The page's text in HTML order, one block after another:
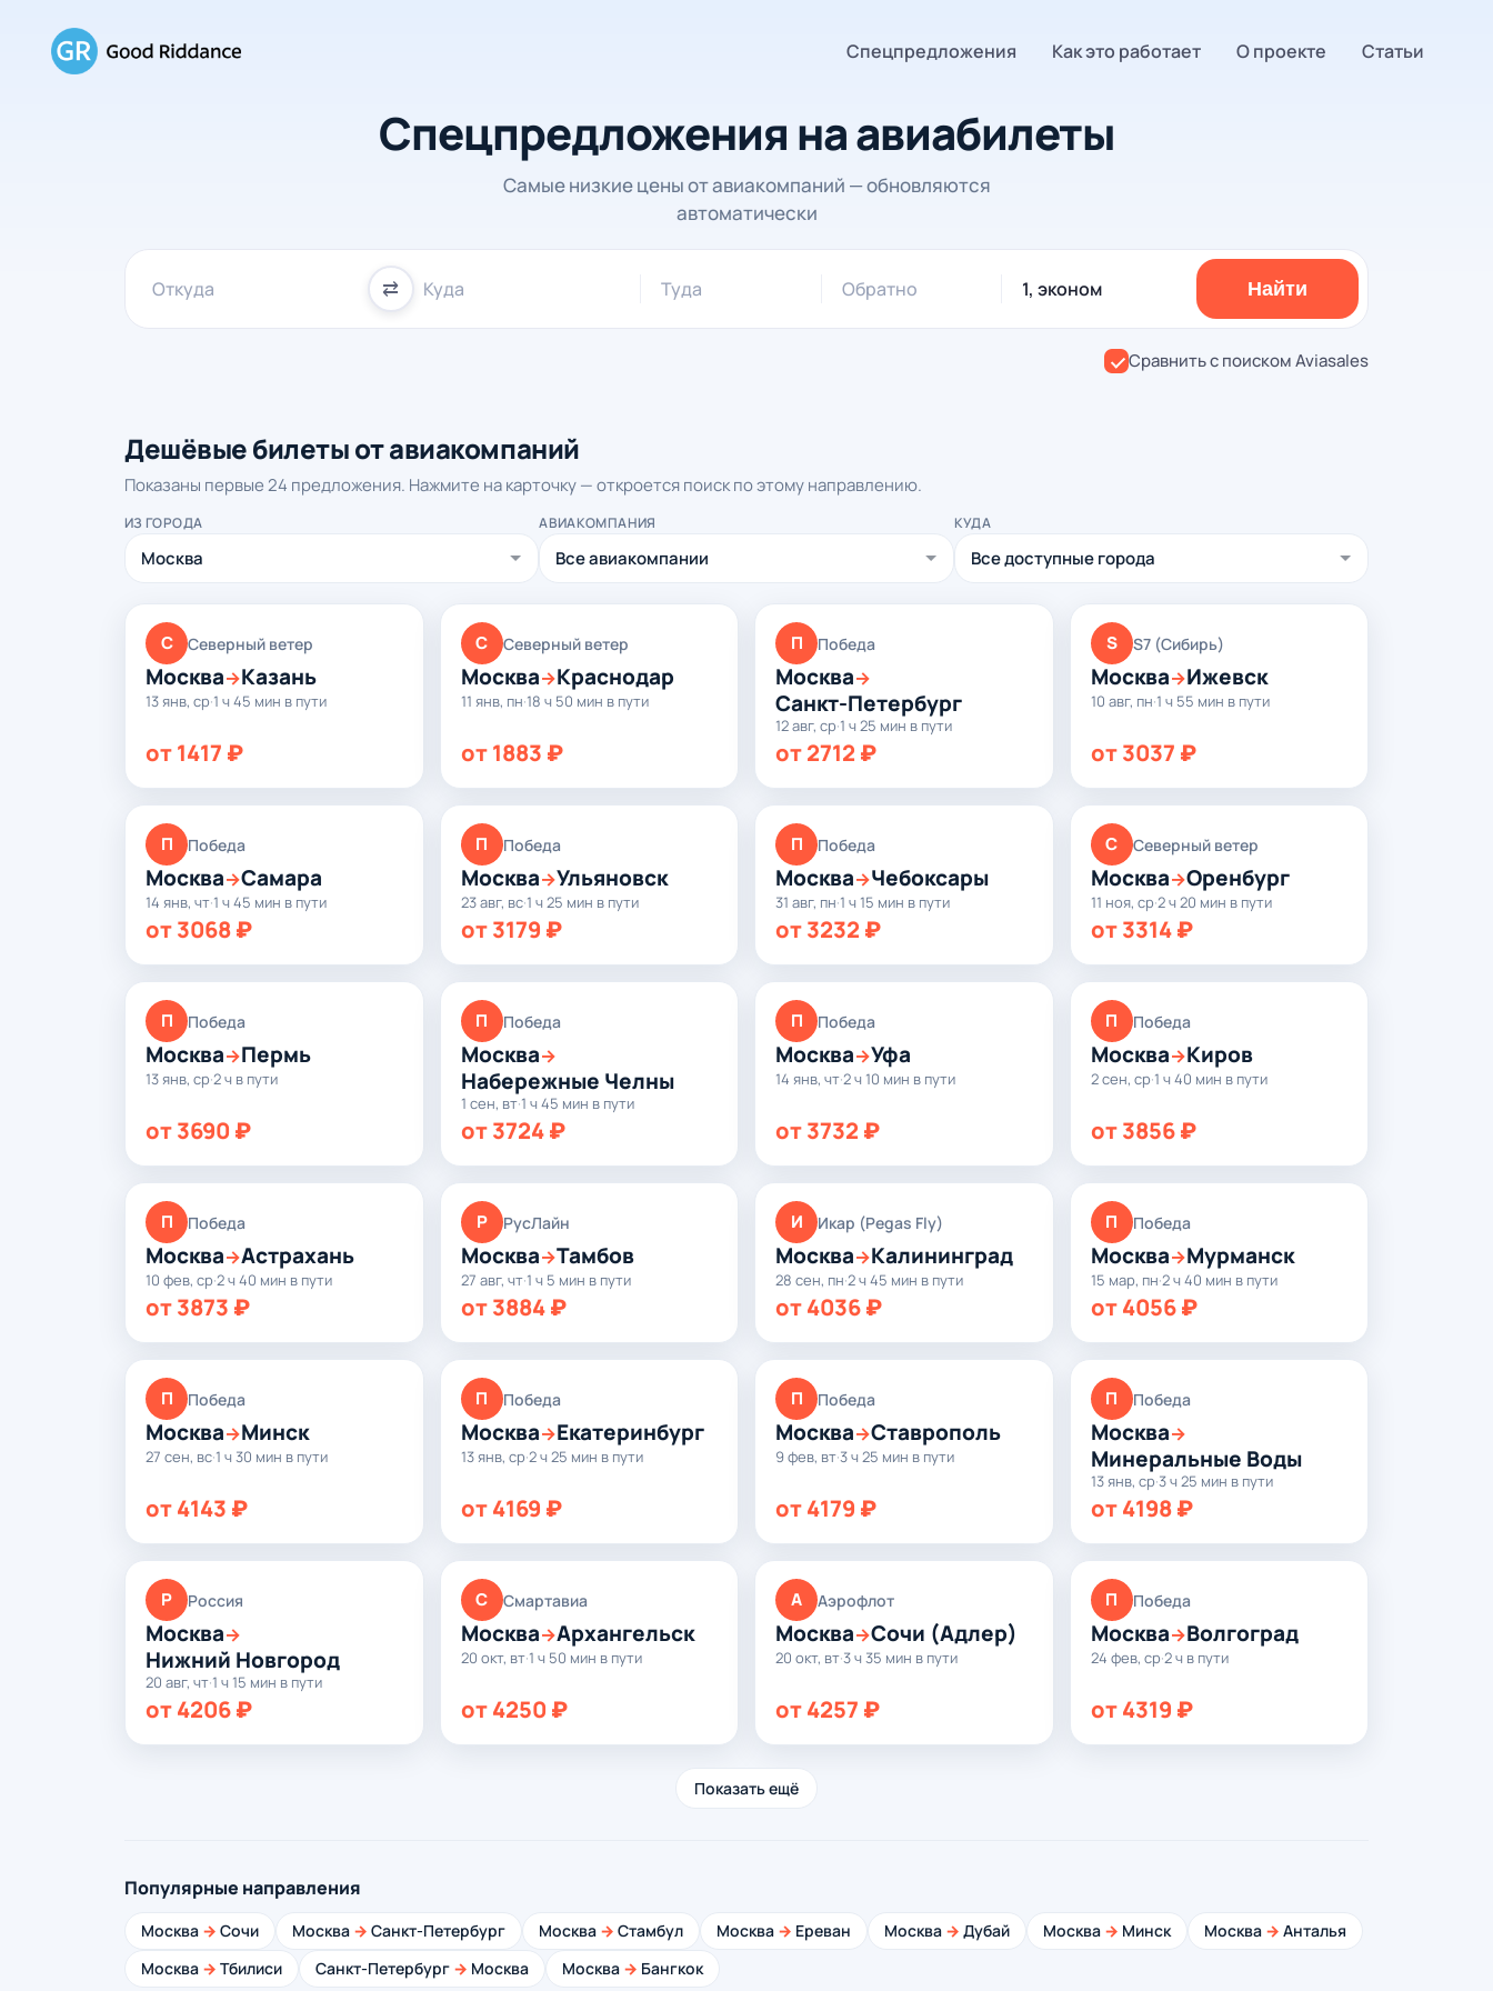
Спецпредложения Как это работает О проекте Статьи
Спецпредложения на авиабилеты
Самые низкие цены от авиакомпаний — обновляются
автоматически
⇄ Туда Обратно 1, эконом Найти
Сравнить с поиском Aviasales
Дешёвые билеты от авиакомпаний
Показаны первые 24 предложения. Нажмите на карточку — откроется поиск по этому направлению.
ИЗ ГОРОДА АВИАКОМПАНИЯ КУДА
С Северный ветер
Москва→Казань
13 янв, ср·1 ч 45 мин в пути
от 1417 ₽
С Северный ветер
Москва→Краснодар
11 янв, пн·18 ч 50 мин в пути
от 1883 ₽
П Победа
Москва→
Санкт-Петербург
12 авг, ср·1 ч 25 мин в пути
от 2712 ₽
S S7 (Сибирь)
Москва→Ижевск
10 авг, пн·1 ч 55 мин в пути
от 3037 ₽
П Победа
Москва→Самара
14 янв, чт·1 ч 45 мин в пути
от 3068 ₽
П Победа
Москва→Ульяновск
23 авг, вс·1 ч 25 мин в пути
от 3179 ₽
П Победа
Москва→Чебоксары
31 авг, пн·1 ч 15 мин в пути
от 3232 ₽
С Северный ветер
Москва→Оренбург
11 ноя, ср·2 ч 20 мин в пути
от 3314 ₽
П Победа
Москва→Пермь
13 янв, ср·2 ч в пути
от 3690 ₽
П Победа
Москва→
Набережные Челны
1 сен, вт·1 ч 45 мин в пути
от 3724 ₽
П Победа
Москва→Уфа
14 янв, чт·2 ч 10 мин в пути
от 3732 ₽
П Победа
Москва→Киров
2 сен, ср·1 ч 40 мин в пути
от 3856 ₽
П Победа
Москва→Астрахань
10 фев, ср·2 ч 40 мин в пути
от 3873 ₽
Р РусЛайн
Москва→Тамбов
27 авг, чт·1 ч 5 мин в пути
от 3884 ₽
И Икар (Pegas Fly)
Москва→Калининград
28 сен, пн·2 ч 45 мин в пути
от 4036 ₽
П Победа
Москва→Мурманск
15 мар, пн·2 ч 40 мин в пути
от 4056 ₽
П Победа
Москва→Минск
27 сен, вс·1 ч 30 мин в пути
от 4143 ₽
П Победа
Москва→Екатеринбург
13 янв, ср·2 ч 25 мин в пути
от 4169 ₽
П Победа
Москва→Ставрополь
9 фев, вт·3 ч 25 мин в пути
от 4179 ₽
П Победа
Москва→
Минеральные Воды
13 янв, ср·3 ч 25 мин в пути
от 4198 ₽
Р Россия
Москва→
Нижний Новгород
20 авг, чт·1 ч 15 мин в пути
от 4206 ₽
С Смартавиа
Москва→Архангельск
20 окт, вт·1 ч 50 мин в пути
от 4250 ₽
А Аэрофлот
Москва→Сочи (Адлер)
20 окт, вт·3 ч 35 мин в пути
от 4257 ₽
П Победа
Москва→Волгоград
24 фев, ср·2 ч в пути
от 4319 ₽
Показать ещё
Популярные направления
Москва → Сочи Москва → Санкт-Петербург Москва → Стамбул Москва → Ереван Москва → Дубай Москва → Минск Москва → Анталья
Москва → Тбилиси Санкт-Петербург → Москва Москва → Бангкок